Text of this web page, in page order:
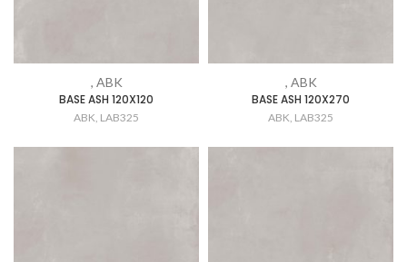
, ABK
BASE ASH 120X120
ABK, LAB325
, ABK
BASE ASH 120X270
ABK, LAB325